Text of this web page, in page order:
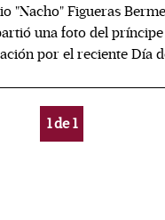
"Nacho" Figueras
una foto del
por el reciente Día
1de1